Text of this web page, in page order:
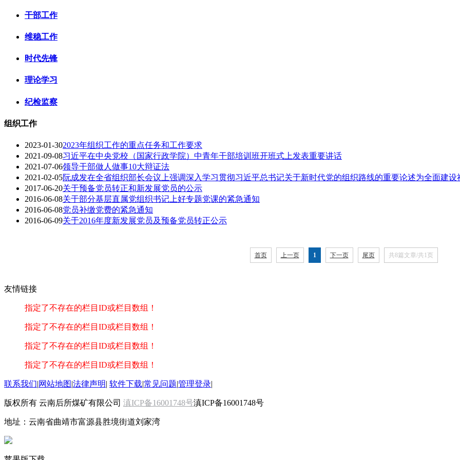
干部工作
维稳工作
时代先锋
理论学习
纪检监察
组织工作
2023-01-302023年组织工作的重点任务和工作要求
2021-09-08习近平在中央党校（国家行政学院）中青年干部培训班开班式上发表重要讲话
2021-07-06领导干部做人做事10大辩证法
2021-02-05阮成发在全省组织部长会议上强调深入学习贯彻习近平总书记关于新时代党的组织路线的重要论述为全面建
2017-06-20关于预备党员转正和新发展党员的公示
2016-06-08关于部分基层直属党组织书记上好专题党课的紧急通知
2016-06-08党员补缴党费的紧急通知
2016-06-09关于2016年度新发展党员及预备党员转正公示
首页 上一页 1 下一页 尾页 共8篇文章/共1页
友情链接
指定了不存在的栏目ID或栏目数组！
指定了不存在的栏目ID或栏目数组！
指定了不存在的栏目ID或栏目数组！
指定了不存在的栏目ID或栏目数组！
联系我们|网站地图|法律声明| 软件下载|常见问题|管理登录|
版权所有 云南后所煤矿有限公司 滇ICP备16001748号滇ICP备16001748号
地址：云南省曲靖市富源县胜境街道刘家湾